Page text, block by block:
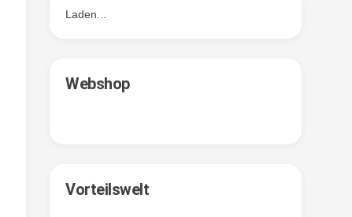
Laden...
Webshop
Vorteilswelt